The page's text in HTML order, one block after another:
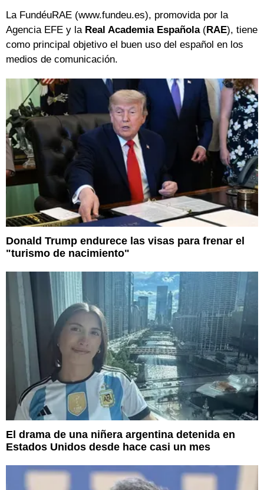
La FundéuRAE (www.fundeu.es), promovida por la
Agencia EFE y laReal Academia Española(RAE), tiene
como principal objetivo el buen uso del español en los
medios de comunicación.
Donald Trump endurece las visas para frenar el
"turismo de nacimiento"
El drama de una niñera argentina detenida en
Estados Unidos desde hace casi un mes